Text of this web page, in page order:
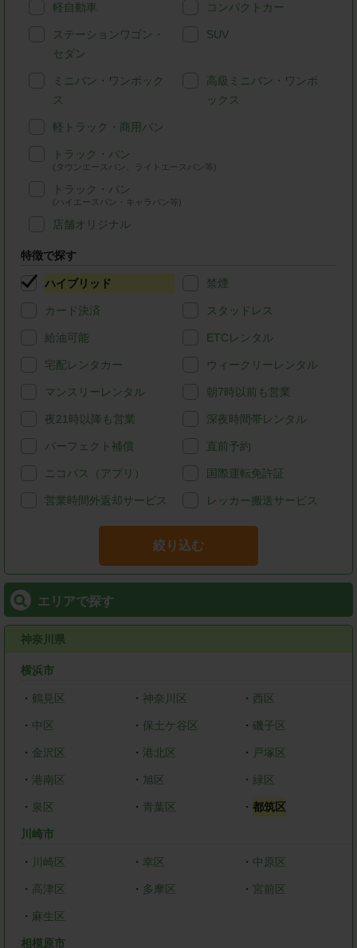
軽自動車 コンパクトカー
ステーションワゴン・
セダン
SUV
ミニバン・ワンボック
ス
高級ミニバン・ワンボ
ックス
軽トラック・商用バン
トラック・バン
(タウンエースバン、ライトエースバン等)
トラック・バン
(ハイエースバン・キャラバン等)
店舗オリジナル
特徴で探す
ハイブリッド 禁煙
カード決済 スタッドレス
給油可能 ETCレンタル
宅配レンタカー ウィークリーレンタル
マンスリーレンタル 朝7時以前も営業
夜21時以降も営業 深夜時間帯レンタル
パーフェクト補償 直前予約
ニコパス（アプリ） 国際運転免許証
営業時間外返却サービス レッカー搬送サービス
絞り込む
エリアで探す
神奈川県
横浜市
・ 鶴見区 ・ 神奈川区 ・ 西区
・ 中区 ・ 保土ケ谷区 ・磯子区
・ 金沢区 ・ 港北区 ・ 戸塚区
・ 港南区 ・ 旭区 ・緑区
・ 泉区 ・ 青葉区 ・都筑区
川崎市
・ 川崎区 ・ 幸区 ・ 中原区
・ 高津区 ・ 多摩区 ・ 宮前区
・ 麻生区
相模原市